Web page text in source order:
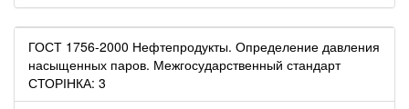
ГОСТ 1756-2000 Нефтепродукты. Определение давления
насыщенных паров. Межгосударственный стандарт
СТОРІНКА: 3